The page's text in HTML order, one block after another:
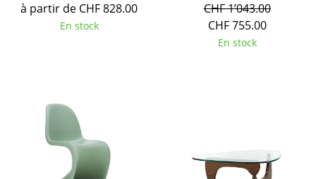
Lits simples
... voir tous les lits
Accessoires
à partir de CHF 828.00
En stock
CHF 1’043.00
CHF 755.00
En stock